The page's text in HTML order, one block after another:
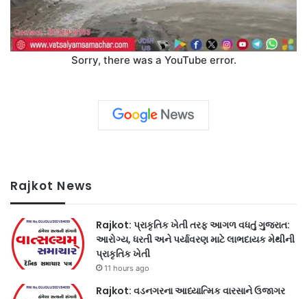
Sorry, there was a YouTube error.
Rajkot News
Rajkot: પ્રાકૃતિક ખેતી તરફ આગળ વધતું ગુજરાત:
આરોગ્ય, ધરતી અને પર્યાવરણ માટે લાભદાયક મેથીની
પ્રાકૃતિક ખેતી
11 hours ago
Rajkot: વડનગરના આધ્યાત્મિક વારસાને ઉજાગર